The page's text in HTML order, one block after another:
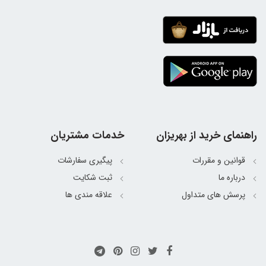
خدمات مشتریان
پیگیری سفارشات
ثبت شکایت
علاقه مندی ها
راهنمای خرید از بهریزان
قوانین و مقررات
درباره ما
پرسش های متداول